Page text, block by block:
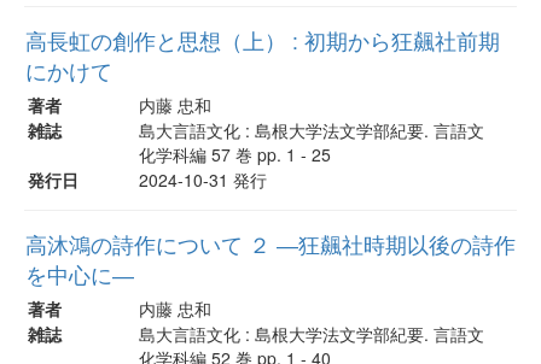
高長虹の創作と思想（上） : 初期から狂飆社前期
にかけて
著者
内藤 忠和
雑誌
島大言語文化 : 島根大学法文学部紀要. 言語文
化学科編 57 巻 pp. 1 - 25
発行日
2024-10-31 発行
高沐鴻の詩作について ２ ―狂飆社時期以後の詩作
を中心に―
著者
内藤 忠和
雑誌
島大言語文化 : 島根大学法文学部紀要. 言語文
化学科編 52 巻 pp. 1 - 40